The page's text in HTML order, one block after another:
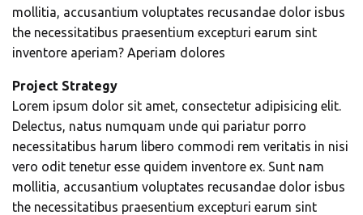
mollitia, accusantium voluptates recusandae dolor isbus
the necessitatibus praesentium excepturi earum sint
inventore aperiam? Aperiam dolores
Project Strategy
Lorem ipsum dolor sit amet, consectetur adipisicing elit.
Delectus, natus numquam unde qui pariatur porro
necessitatibus harum libero commodi rem veritatis in nisi
vero odit tenetur esse quidem inventore ex. Sunt nam
mollitia, accusantium voluptates recusandae dolor isbus
the necessitatibus praesentium excepturi earum sint